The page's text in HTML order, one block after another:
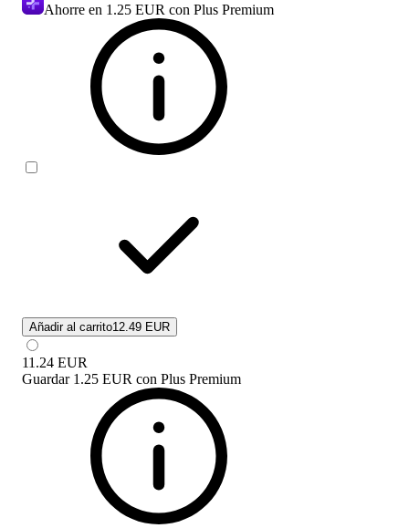
Ahorre en 1.25 EUR con Plus Premium
Añadir al carrito12.49 EUR
11.24 EUR
Guardar 1.25 EUR con Plus Premium